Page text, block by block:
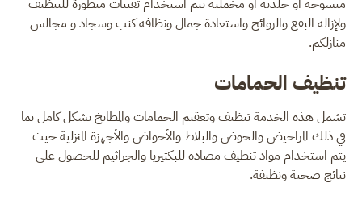
منسوجة أو جلدية أو مخملية يتم استخدام تقنيات متطورة للتنظيف
ولإزالة البقع والروائح واستعادة جمال ونظافة كنب وسجاد و مجالس
منازلكم.
تنظيف الحمامات
تشمل هذه الخدمة تنظيف وتعقيم الحمامات والمطابخ بشكل كامل بما
في ذلك المراحيض والحوض والبلاط والأحواض والأجهزة المنزلية حيث
يتم استخدام مواد تنظيف مضادة للبكتيريا والجراثيم للحصول على
نتائج صحية ونظيفة.